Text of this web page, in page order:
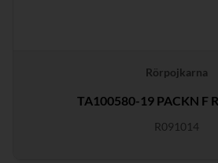
Rörpojkarna
TA100580-19 PACKN F
R091014